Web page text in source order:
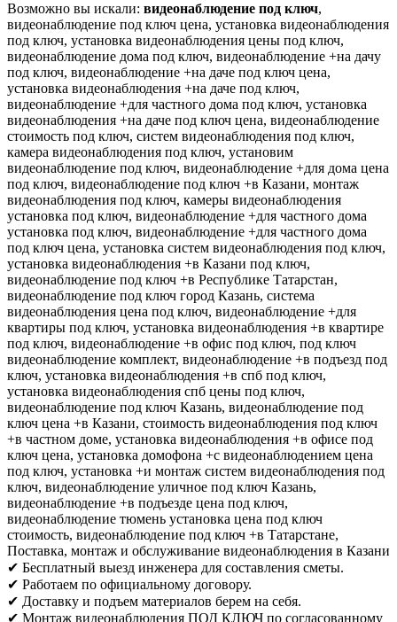
Возможно вы искали: видеонаблюдение под ключ,
видеонаблюдение под ключ цена, установка видеонаблюдения
под ключ, установка видеонаблюдения цены под ключ,
видеонаблюдение дома под ключ, видеонаблюдение +на дачу
под ключ, видеонаблюдение +на даче под ключ цена,
установка видеонаблюдения +на даче под ключ,
видеонаблюдение +для частного дома под ключ, установка
видеонаблюдения +на даче под ключ цена, видеонаблюдение
стоимость под ключ, систем видеонаблюдения под ключ,
камера видеонаблюдения под ключ, установим
видеонаблюдение под ключ, видеонаблюдение +для дома цена
под ключ, видеонаблюдение под ключ +в Казани, монтаж
видеонаблюдения под ключ, камеры видеонаблюдения
установка под ключ, видеонаблюдение +для частного дома
установка под ключ, видеонаблюдение +для частного дома
под ключ цена, установка систем видеонаблюдения под ключ,
установка видеонаблюдения +в Казани под ключ,
видеонаблюдение под ключ +в Республике Татарстан,
видеонаблюдение под ключ город Казань, система
видеонаблюдения цена под ключ, видеонаблюдение +для
квартиры под ключ, установка видеонаблюдения +в квартире
под ключ, видеонаблюдение +в офис под ключ, под ключ
видеонаблюдение комплект, видеонаблюдение +в подъезд под
ключ, установка видеонаблюдения +в спб под ключ,
установка видеонаблюдения спб цены под ключ,
видеонаблюдение под ключ Казань, видеонаблюдение под
ключ цена +в Казани, стоимость видеонаблюдения под ключ
+в частном доме, установка видеонаблюдения +в офисе под
ключ цена, установка домофона +с видеонаблюдением цена
под ключ, установка +и монтаж систем видеонаблюдения под
ключ, видеонаблюдение уличное под ключ Казань,
видеонаблюдение +в подъезде цена под ключ,
видеонаблюдение тюмень установка цена под ключ
стоимость, видеонаблюдение под ключ +в Татарстане,
Поставка, монтаж и обслуживание видеонаблюдения в Казани
✔ Бесплатный выезд инженера для составления сметы.
✔ Работаем по официальному договору.
✔ Доставку и подъем материалов берем на себя.
✔ Монтаж видеонаблюдения ПОД КЛЮЧ по согласованному